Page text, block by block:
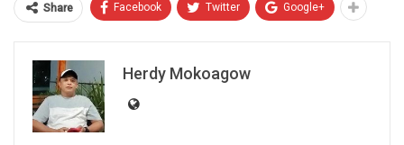
Share Facebook Twitter Google+
Herdy Mokoagow